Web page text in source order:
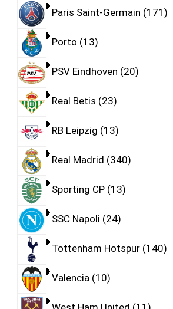
Paris Saint-Germain 171
Porto 13
PSV Eindhoven 20
Real Betis 23
RB Leipzig 13
Real Madrid 340
Sporting CP 13
SSC Napoli 24
Tottenham Hotspur 140
Valencia 10